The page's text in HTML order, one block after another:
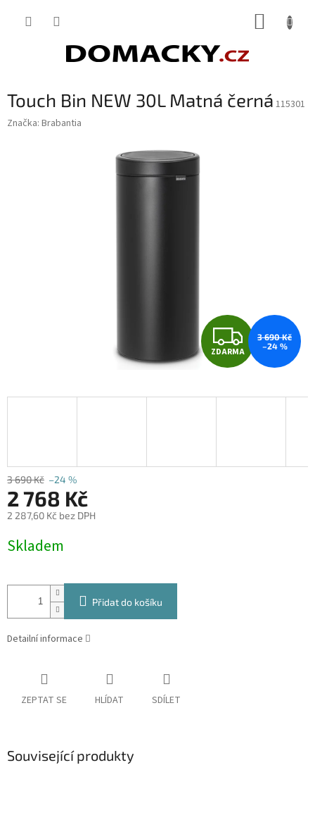
Touch Bin NEW 30L Matná černá 115301
Značka: Brabantia
Z
D
A
ZDARMA
3 690 Kč
–24 %
3 690 Kč –24 %
2 768 Kč
2 287,60 Kč bez DPH
cena:
Skladem
Přidat do košíku
Detailní informace
ZEPTAT SE HLÍDAT SDÍLET
Související produkty